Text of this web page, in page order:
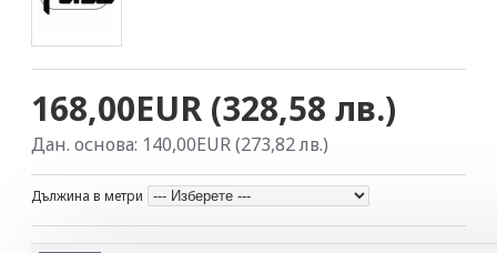
168,00EUR (328,58 лв.)
Дан. основа: 140,00EUR (273,82 лв.)
Дължина в метри